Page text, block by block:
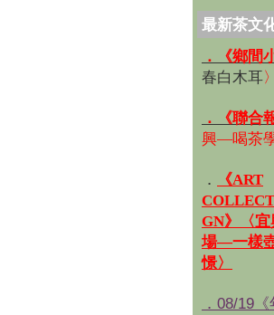
最新茶文
．《鄉間
春白木耳〉
．《聯合
興—喝茶
．
《ART
GN》〈
場—一樣
憬〉
．08/19